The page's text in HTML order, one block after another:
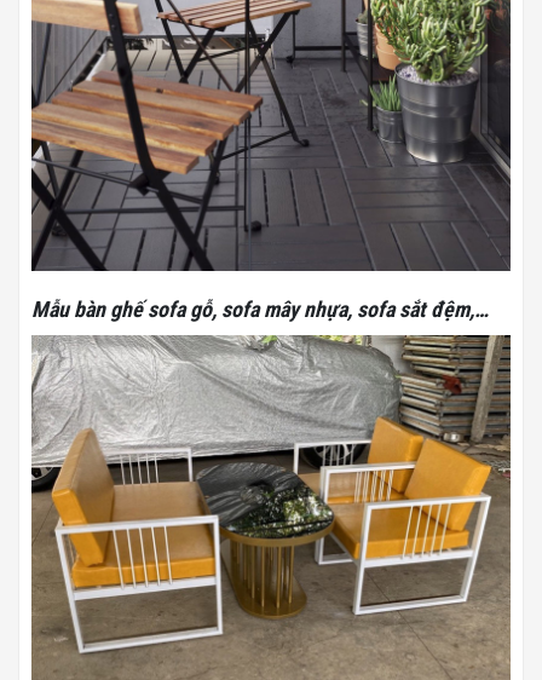
Mẫu bàn ghế sofa gỗ, sofa mây nhựa, sofa sắt đệm,…